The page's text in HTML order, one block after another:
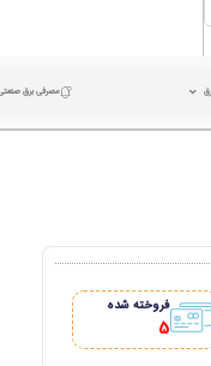
مصرفی برق
فروخته شده
5